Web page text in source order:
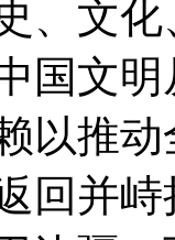
、文
国文
以推
回并